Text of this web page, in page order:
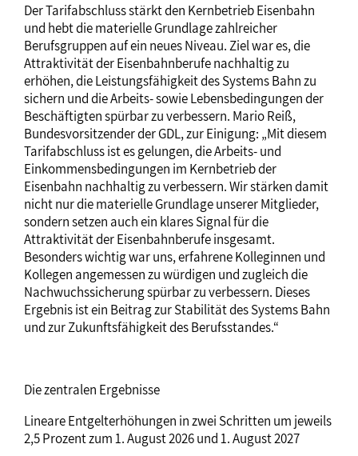
Der Tarifabschluss stärkt den Kernbetrieb Eisenbahn
und hebt die materielle Grundlage zahlreicher
Berufsgruppen auf ein neues Niveau. Ziel war es, die
Attraktivität der Eisenbahnberufe nachhaltig zu
erhöhen, die Leistungsfähigkeit des Systems Bahn zu
sichern und die Arbeits- sowie Lebensbedingungen der
Beschäftigten spürbar zu verbessern. Mario Reiß,
Bundesvorsitzender der GDL, zur Einigung: „Mit diesem
Tarifabschluss ist es gelungen, die Arbeits- und
Einkommensbedingungen im Kernbetrieb der
Eisenbahn nachhaltig zu verbessern. Wir stärken damit
nicht nur die materielle Grundlage unserer Mitglieder,
sondern setzen auch ein klares Signal für die
Attraktivität der Eisenbahnberufe insgesamt.
Besonders wichtig war uns, erfahrene Kolleginnen und
Kollegen angemessen zu würdigen und zugleich die
Nachwuchssicherung spürbar zu verbessern. Dieses
Ergebnis ist ein Beitrag zur Stabilität des Systems Bahn
und zur Zukunftsfähigkeit des Berufsstandes.“
Die zentralen Ergebnisse
Lineare Entgelterhöhungen in zwei Schritten um jeweils
2,5 Prozent zum 1. August 2026 und 1. August 2027